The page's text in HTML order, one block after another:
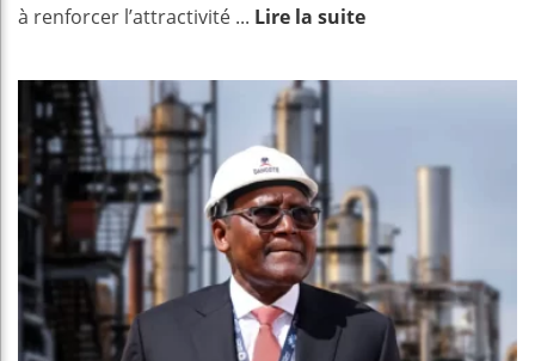
à renforcer l’attractivité ... Lire la suite